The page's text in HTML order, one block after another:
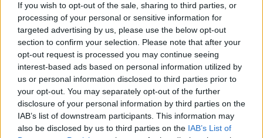
If you wish to opt-out of the sale, sharing to third parties, or
processing of your personal or sensitive information for
targeted advertising by us, please use the below opt-out
section to confirm your selection. Please note that after your
opt-out request is processed you may continue seeing
interest-based ads based on personal information utilized by
us or personal information disclosed to third parties prior to
your opt-out. You may separately opt-out of the further
disclosure of your personal information by third parties on the
IAB’s list of downstream participants. This information may
also be disclosed by us to third parties on the IAB’s List of
būtų įrengiami du langai; būtų
demontuojamas vėlyvas, betoninis
pandusas, o vietoj jo būtų įrengiamas
keltuvas žmonėms su negalia.
Numatomi darbai rūsyje: būtų
demontuojamos nekapitalinės pastato